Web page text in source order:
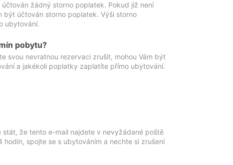
žádný storno poplatek. Pokud již není
být účtován storno poplatek. Výši storno
ubytování.
pobytu?
svou nevratnou rezervaci zrušit, mohou Vám být
a jakékoli poplatky zaplatíte přímo ubytování.
že tento e-mail najdete v nevyžádané poště
spojte se s ubytováním a nechte si zrušení